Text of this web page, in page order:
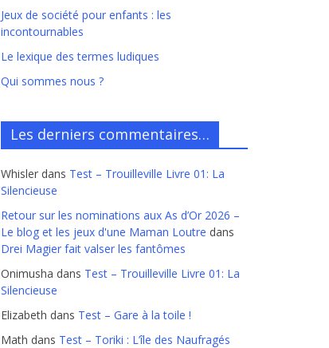
Jeux de société pour enfants : les
incontournables
Le lexique des termes ludiques
Qui sommes nous ?
Les derniers commentaires…
Whisler dans Test – Trouilleville Livre 01: La
Silencieuse
Retour sur les nominations aux As d’Or 2026 –
Le blog et les jeux d'une Maman Loutre dans
Drei Magier fait valser les fantômes
Onimusha dans Test – Trouilleville Livre 01: La
Silencieuse
Elizabeth dans Test – Gare à la toile !
Math dans Test – Toriki : L’île des Naufragés